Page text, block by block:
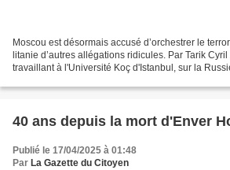
Moscou est désormais accusé d’orchestrer le
litanie d’autres allégations ridicules. Par Tarik
travaillant à l'Université Koç d'Istanbul, sur la
40 ans depuis la mort d'Enver
Publié le 17/04/2025 à 01:48
Par La Gazette du Citoyen